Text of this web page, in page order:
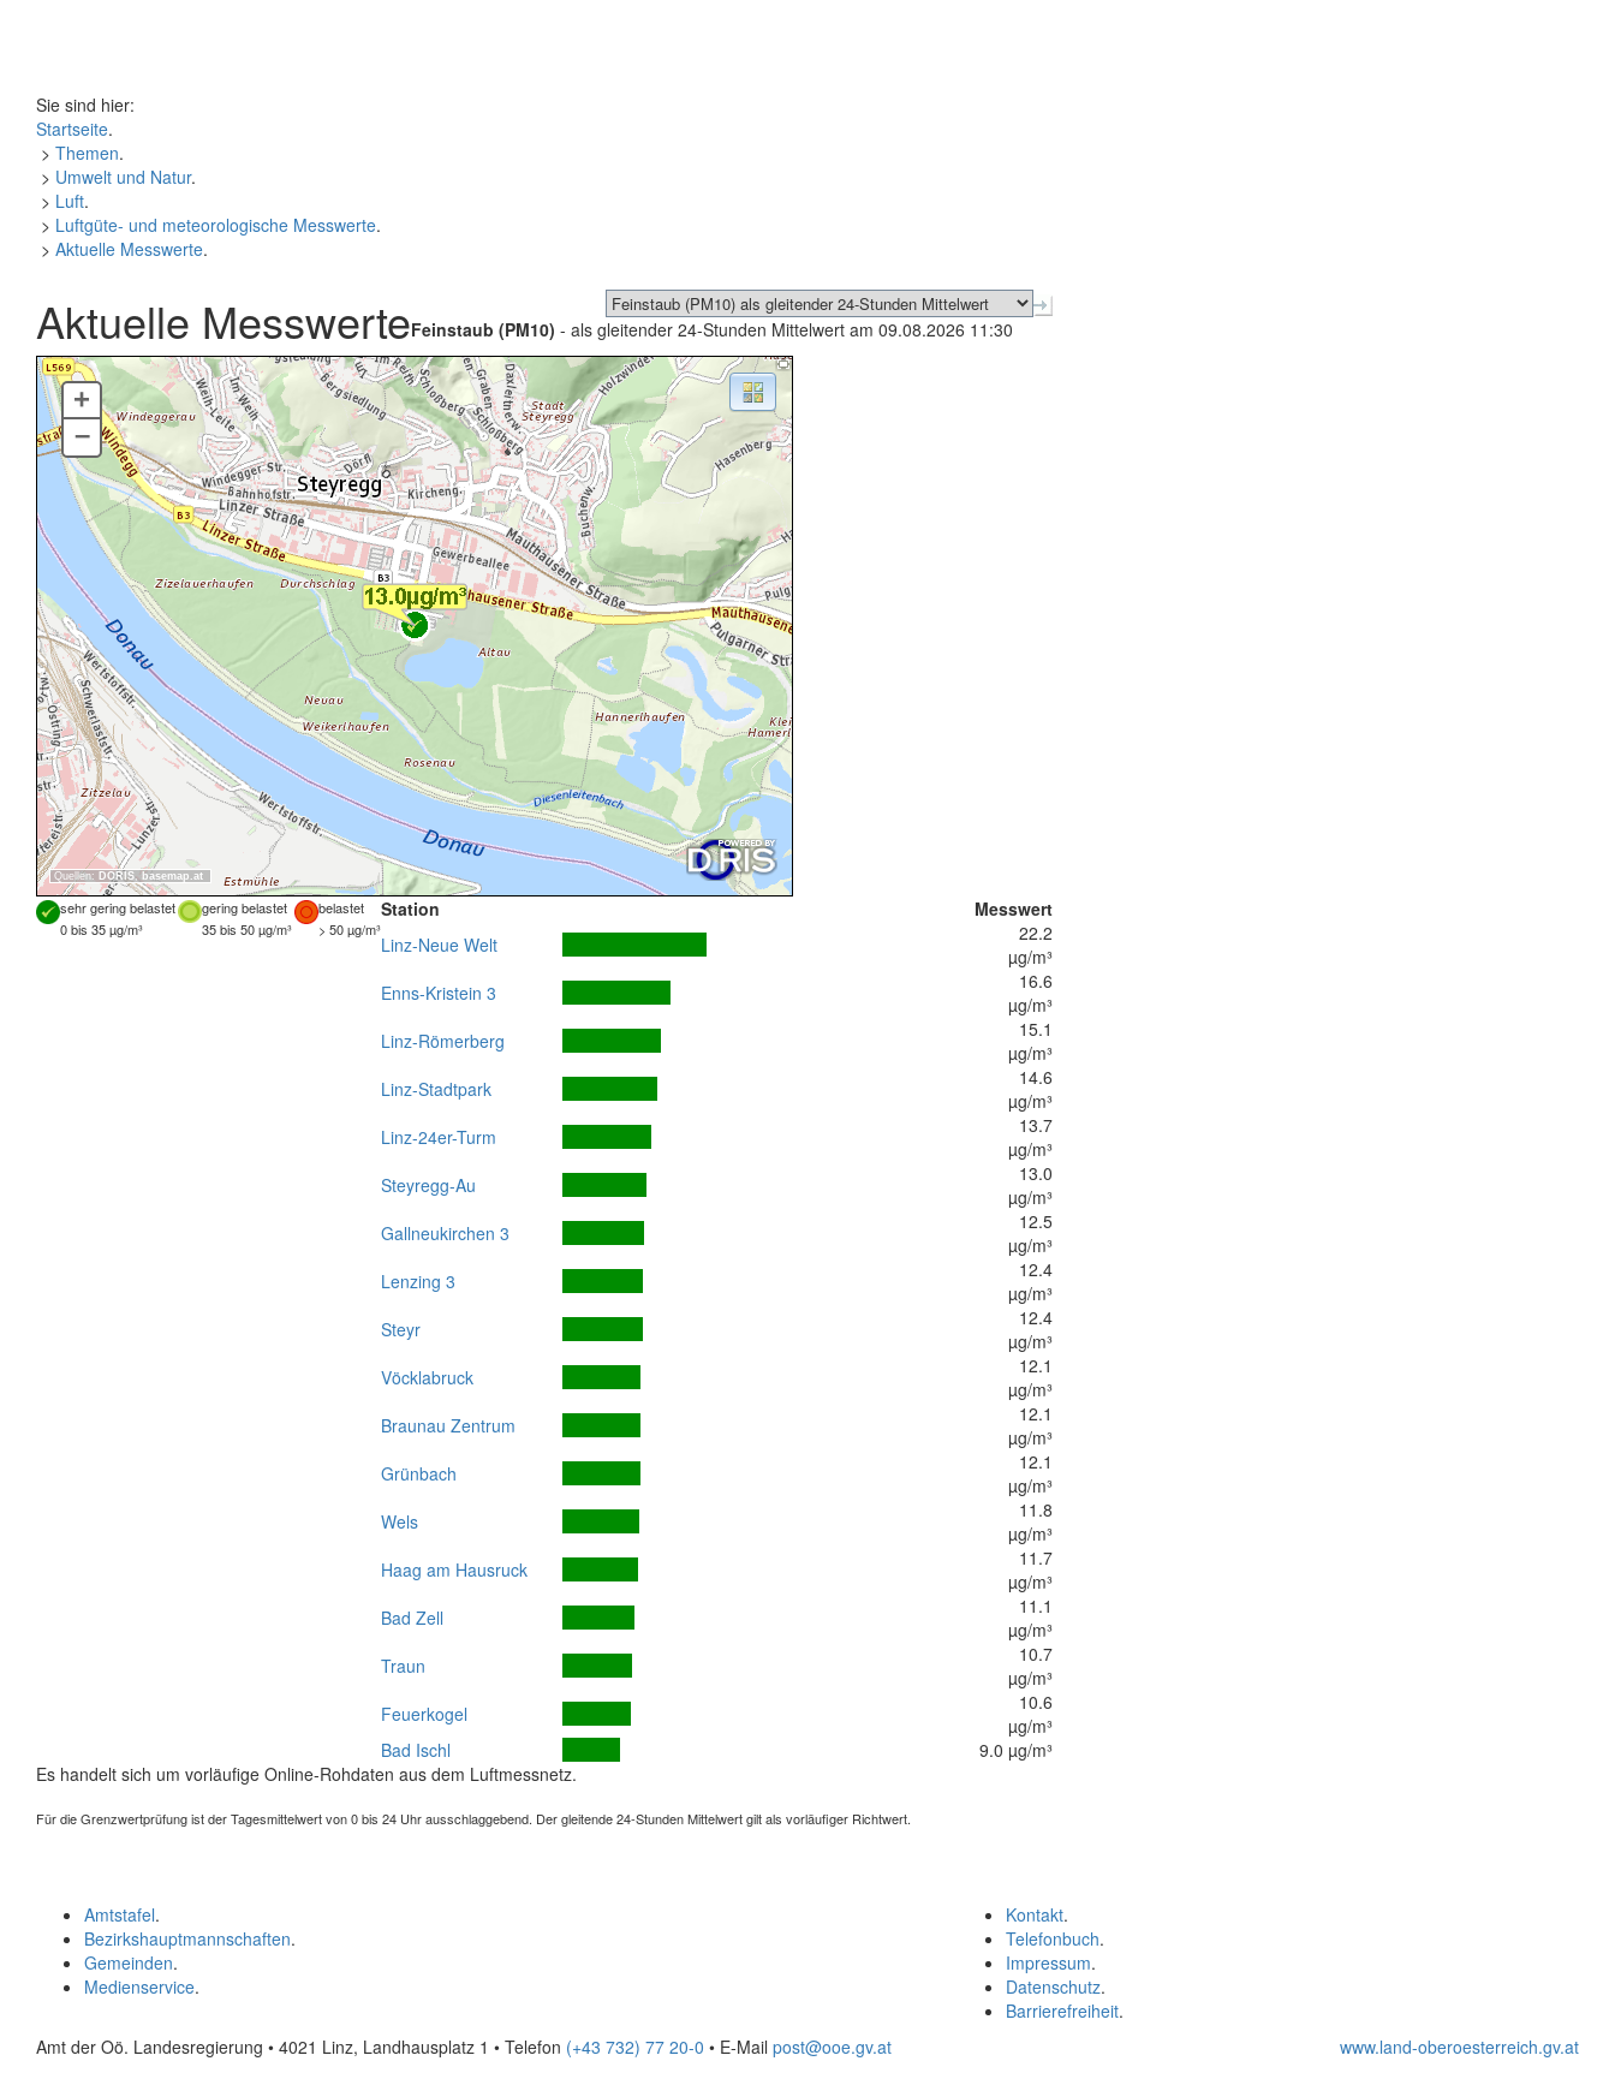
Sie sind hier:
Startseite.
> Themen.
> Umwelt und Natur.
> Luft.
> Luftgüte- und meteorologische Messwerte.
> Aktuelle Messwerte.
Aktuelle MesswerteFeinstaub (PM10) - als gleitender 24-Stunden Mittelwert am 09.08.2026 11:30
Quellen: DORIS, basemap.at
+
–
sehr gering belastet gering belastet
belastet
0 bis 35 µg/m³
35 bis 50 µg/m³ > 50 µg/m³
Station
Messwert
Linz-Neue Welt
22.2
µg/m³
Enns-Kristein 3
16.6
µg/m³
Linz-Römerberg
15.1
µg/m³
Linz-Stadtpark
14.6
µg/m³
Linz-24er-Turm
13.7
µg/m³
Steyregg-Au
13.0
µg/m³
Gallneukirchen 3
12.5
µg/m³
Lenzing 3
12.4
µg/m³
Steyr
12.4
µg/m³
Vöcklabruck
12.1
µg/m³
Braunau Zentrum
12.1
µg/m³
Grünbach
12.1
µg/m³
Wels
11.8
µg/m³
Haag am Hausruck
11.7
µg/m³
Bad Zell
11.1
µg/m³
Traun
10.7
µg/m³
Feuerkogel
10.6
µg/m³
Bad Ischl
9.0 µg/m³
Es handelt sich um vorläufige Online-Rohdaten aus dem Luftmessnetz.
Für die Grenzwertprüfung ist der Tagesmittelwert von 0 bis 24 Uhr ausschlaggebend. Der gleitende 24-Stunden Mittelwert gilt als vorläufiger Richtwert.
Kontakt.
Telefonbuch.
Impressum.
Datenschutz.
Barrierefreiheit.
Amtstafel.
Bezirkshauptmannschaften.
Gemeinden.
Medienservice.
Amt der Oö. Landesregierung • 4021 Linz, Landhausplatz 1 • Telefon (+43 732) 77 20-0 • E-Mail post@ooe.gv.at www.land-oberoesterreich.gv.at